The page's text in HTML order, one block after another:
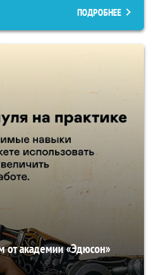
ПОДРОБНЕЕ
от академии «Эдюсон»